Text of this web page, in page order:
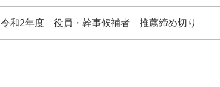
令和2年度 役員・幹事候補者 推薦締め切り